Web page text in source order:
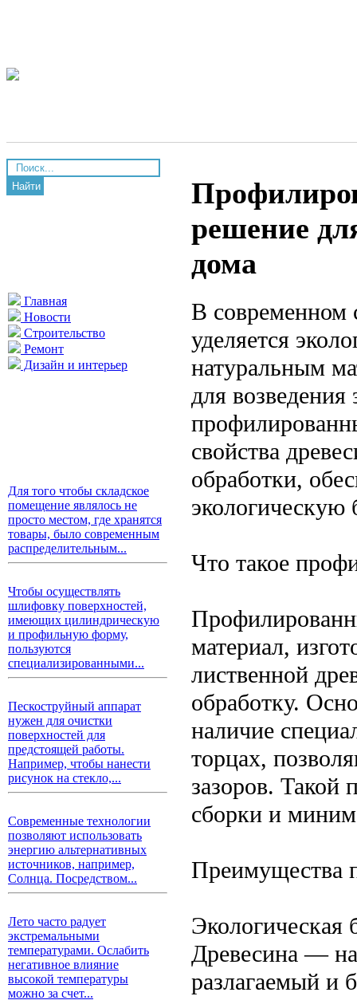
Найти
Главная
Новости
Строительство
Ремонт
Дизайн и интерьер
Для того чтобы складское
помещение являлось не
просто местом, где хранятся
товары, было современным
распределительным...
Чтобы осуществлять
шлифовку поверхностей,
имеющих цилиндрическую
и профильную форму,
пользуются
специализированными...
Пескоструйный аппарат
нужен для очистки
поверхностей для
предстоящей работы.
Например, чтобы нанести
рисунок на стекло,...
Современные технологии
позволяют использовать
энергию альтернативных
источников, например,
Солнца. Посредством...
Лето часто радует
экстремальными
температурами. Ослабить
негативное влияние
высокой температуры
можно за счет...
решение
дома
В современном
уделяется
натуральным
для
свойства
обработки,
экологическую
Что такое
материал,
лиственной
обработку.
наличие
торцах,
зазоров. Такой
сборки и
Преимущества
Экологическая
Древесина —
разлагаемый и